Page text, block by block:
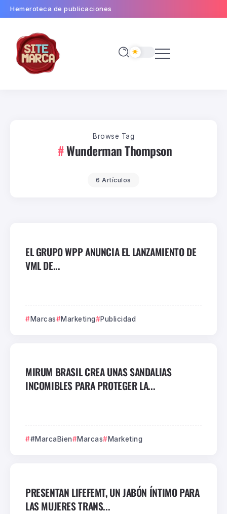
Hemeroteca de publicaciones
Browse Tag
Wunderman Thompson
6 Artículos
EL GRUPO WPP ANUNCIA EL LANZAMIENTO DE
VML DE...
Marcas Marketing Publicidad
MIRUM BRASIL CREA UNAS SANDALIAS
INCOMIBLES PARA PROTEGER LA...
#MarcaBien Marcas Marketing
PRESENTAN LIFEFEMT, UN JABÓN ÍNTIMO PARA
LAS MUJERES TRANS...